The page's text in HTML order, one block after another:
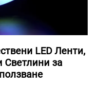
LED Ленти,
за